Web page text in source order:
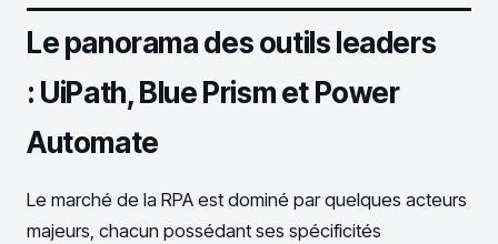
Le panorama des outils leaders
: UiPath, Blue Prism et Power
Automate
Le marché de la RPA est dominé par quelques acteurs
majeurs, chacun possédant ses spécificités